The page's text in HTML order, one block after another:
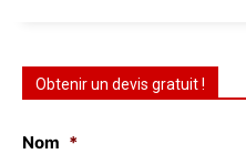
Obtenir un devis gratuit !
Nom *